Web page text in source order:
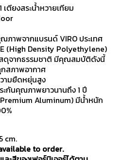
ตียงสระน้ำหวายเทียม
ภาพจากแบรนด์ VIRO ประเทศ
(High Density Polyethylene)
ดุจากธรรมชาติ มีคุณสมบัติดังนี้
สภาพอากาศ
ามยืดหยุ่นสูง
กันคุณภาพยาวนานถึง 1 ปี
Aluminum) มีน้ำหนัก
cm.
to order.